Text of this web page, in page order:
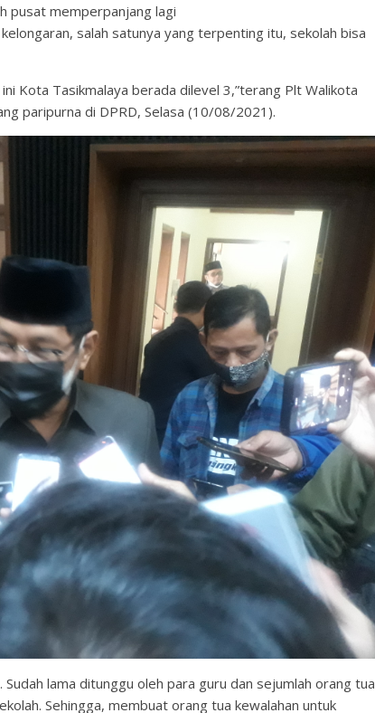
pusat memperpanjang lagi
salah satunya yang terpenting itu, sekolah bisa
Kota Tasikmalaya berada dilevel 3,”terang Plt Walikota
paripurna di DPRD, Selasa (10/08/2021).
lama ditunggu oleh para guru dan sejumlah orang tua
Sehingga, membuat orang tua kewalahan untuk